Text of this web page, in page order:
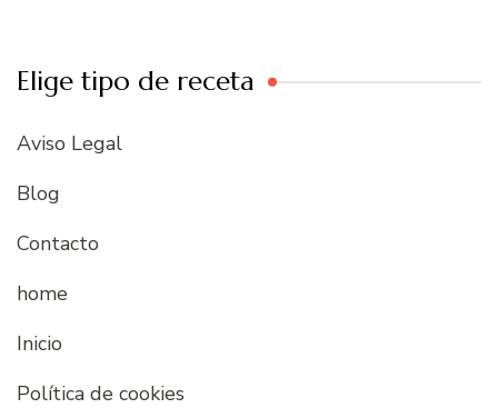
Elige tipo de receta
Aviso Legal
Blog
Contacto
home
Inicio
Política de cookies